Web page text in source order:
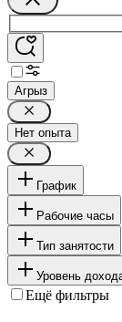
Агрыз
Нет опыта
График
Рабочие часы
Тип занятости
Уровень
Ещё фильтры